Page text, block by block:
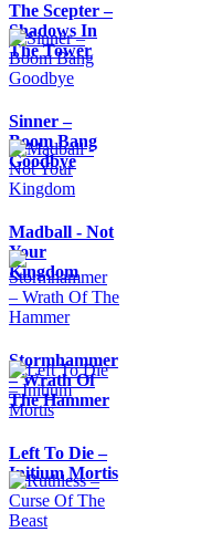
The Scepter –
Shadows In
The Tower
Sinner –
Boom Bang
Goodbye
Madball - Not
Your
Kingdom
Stormhammer
– Wrath Of
The Hammer
Left To Die –
Initium Mortis